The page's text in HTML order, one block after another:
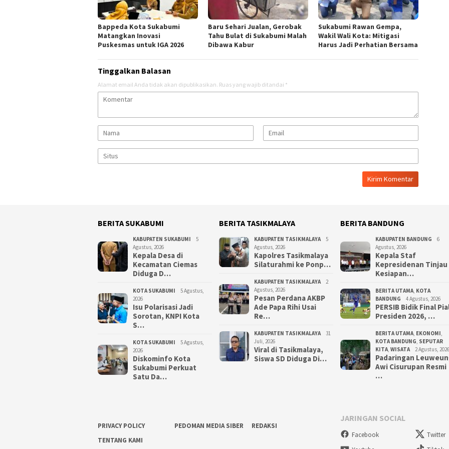
Bappeda Kota Sukabumi
Matangkan Inovasi
Puskesmas untuk IGA 2026
Baru Sehari Jualan, Gerobak
Tahu Bulat di Sukabumi Malah
Dibawa Kabur
Sukabumi Rawan Gempa,
Wakil Wali Kota: Mitigasi
Harus Jadi Perhatian Bersama
Tinggalkan Balasan
Alamat email Anda tidak akan dipublikasikan. Ruas yang wajib ditandai *
BERITA SUKABUMI
KABUPATEN SUKABUMI
5
Agustus, 2026
Kepala Desa di
Kecamatan Ciemas
Diduga D…
KOTA SUKABUMI
5 Agustus,
2026
Isu Polarisasi Jadi
Sorotan, KNPI Kota
S…
KOTA SUKABUMI
5 Agustus,
2026
Diskominfo Kota
Sukabumi Perkuat
Satu Da…
BERITA TASIKMALAYA
KABUPATEN TASIKMALAYA
5
Agustus, 2026
Kapolres Tasikmalaya
Silaturahmi ke Ponp…
KABUPATEN TASIKMALAYA
2
Agustus, 2026
Pesan Perdana AKBP
Ade Papa Rihi Usai
Re…
KABUPATEN TASIKMALAYA
31
Juli, 2026
Viral di Tasikmalaya,
Siswa SD Diduga Di…
BERITA BANDUNG
KABUPATEN BANDUNG
6
Agustus, 2026
Kepala Staf
Kepresidenan Tinjau
Kesiapan…
BERITA UTAMA, KOTA
BANDUNG
4 Agustus, 2026
PERSIB Bidik Final
Presiden 2026, …
BERITA UTAMA, EKONOMI,
KOTA BANDUNG, SEPUTAR
KITA, WISATA 2 Agustus, 2026
Padaringan
Awi Cisurupan Resmi
…
PRIVACY POLICY PEDOMAN MEDIA SIBER
REDAKSI
TENTANG KAMI
JARINGAN SOCIAL
Facebook Twitter